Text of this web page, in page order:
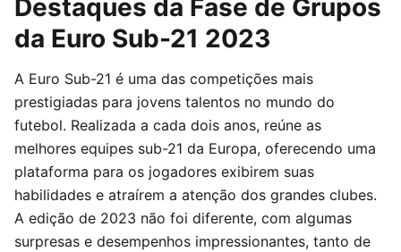
Destaques da Fase de Grupos
da Euro Sub-21 2023
A Euro Sub-21 é uma das competições mais
prestigiadas para jovens talentos no mundo do
futebol. Realizada a cada dois anos, reúne as
melhores equipes sub-21 da Europa, oferecendo uma
plataforma para os jogadores exibirem suas
habilidades e atraírem a atenção dos grandes clubes.
A edição de 2023 não foi diferente, com algumas
surpresas e desempenhos impressionantes, tanto de